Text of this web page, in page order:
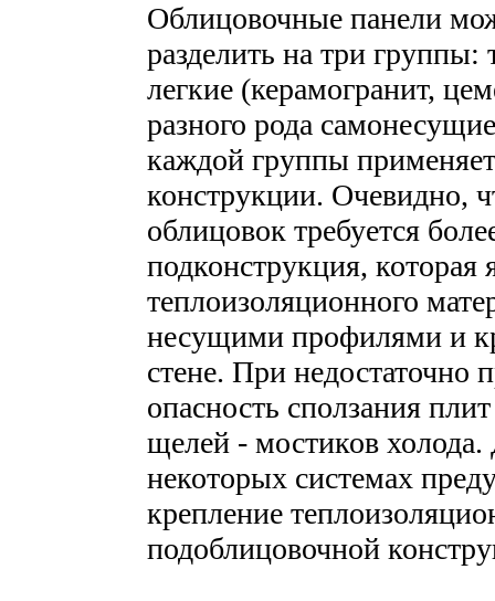
Облицовочные панели
разделить на три
легкие (керамогранит,
разного рода
каждой группы
конструкции. Очевидно,
облицовок требуется
подконструкция, которая
теплоизоляционного
несущими профилями и
стене. При недостаточно
опасность сползания
щелей - мостиков
некоторых системах
крепление
подоблицовочной